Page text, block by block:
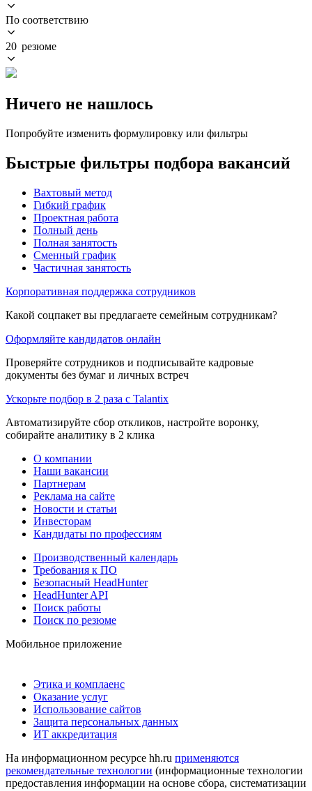
По соответствию
20 резюме
Ничего не нашлось
Попробуйте изменить формулировку или фильтры
Быстрые фильтры подбора вакансий
Вахтовый метод
Гибкий график
Проектная работа
Полный день
Полная занятость
Сменный график
Частичная занятость
Корпоративная поддержка сотрудников
Какой соцпакет вы предлагаете семейным сотрудникам?
Оформляйте кандидатов онлайн
Проверяйте сотрудников и подписывайте кадровые
документы без бумаг и личных встреч
Ускорьте подбор в 2 раза с Talantix
Автоматизируйте сбор откликов, настройте воронку,
собирайте аналитику в 2 клика
О компании
Наши вакансии
Партнерам
Реклама на сайте
Новости и статьи
Инвесторам
Кандидаты по профессиям
Производственный календарь
Требования к ПО
Безопасный HeadHunter
HeadHunter API
Поиск работы
Поиск по резюме
Мобильное приложение
Этика и комплаенс
Оказание услуг
Использование сайтов
Защита персональных данных
ИТ аккредитация
На информационном ресурсе hh.ru применяются
рекомендательные технологии (информационные технологии
предоставления информации на основе сбора, систематизации